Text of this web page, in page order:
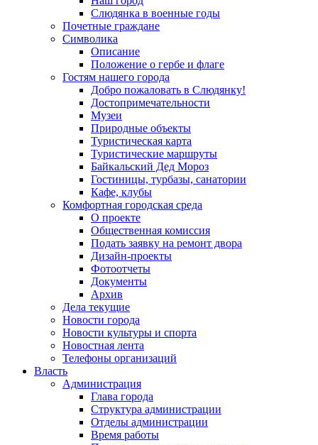
Слюдянка в военные годы
Почетные граждане
Символика
Описание
Положение о гербе и флаге
Гостям нашего города
Добро пожаловать в Слюдянку!
Достопримечательности
Музеи
Природные объекты
Туристическая карта
Туристические маршруты
Байкальский Дед Мороз
Гостиницы, турбазы, санатории
Кафе, клубы
Комфортная городская среда
О проекте
Общественная комиссия
Подать заявку на ремонт двора
Дизайн-проекты
Фотоотчеты
Документы
Архив
Дела текущие
Новости города
Новости культуры и спорта
Новостная лента
Телефоны организаций
Власть
Администрация
Глава города
Структура администрации
Отделы администрации
Время работы